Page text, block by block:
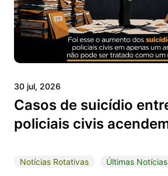
30 jul, 2026
Casos de suicídio
policiais civis
Notícias Rotativas Últimas Notícias